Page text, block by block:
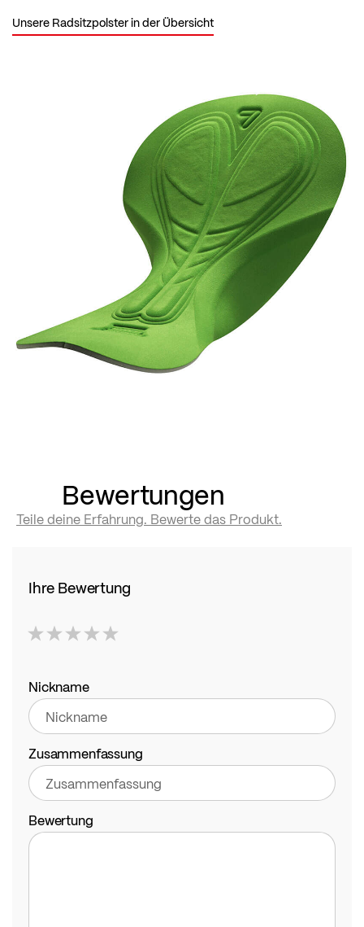
Unsere Radsitzpolster in der Übersicht
Bewertungen
Teile deine Erfahrung. Bewerte das Produkt.
Ihre Bewertung
star
stars
stars
stars
stars
Nickname
Zusammenfassung
Bewertung